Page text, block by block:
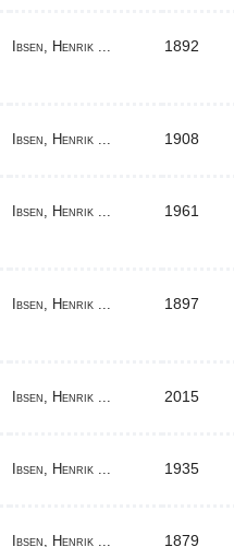
Ibsen, Henrik ... 1892
Ibsen, Henrik ... 1908
Ibsen, Henrik ... 1961
Ibsen, Henrik ... 1897
Ibsen, Henrik ... 2015
Ibsen, Henrik ... 1935
Ibsen, Henrik ... 1879